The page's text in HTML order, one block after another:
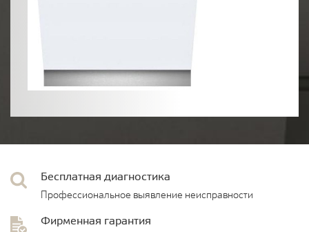
Бесплатная диагностика
Профессиональное выявление неисправности
Фирменная гарантия